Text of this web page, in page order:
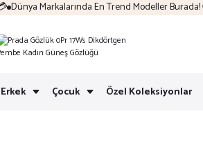
Dünya Markalarında En Trend Modeller Burada! 🌍
Erkek Çocuk Özel Koleksiyonlar